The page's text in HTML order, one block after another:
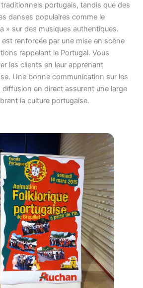
portugais, tandis que des
danses populaires comme le
» sur des musiques authentiques.
est renforcée par une mise en scène
rappelant le Portugal. Vous
les clients en leur apprenant
Une bonne communication sur les
diffusion en direct assurent une large
la culture portugaise.
u
c
h
a
n
2
0
1
5